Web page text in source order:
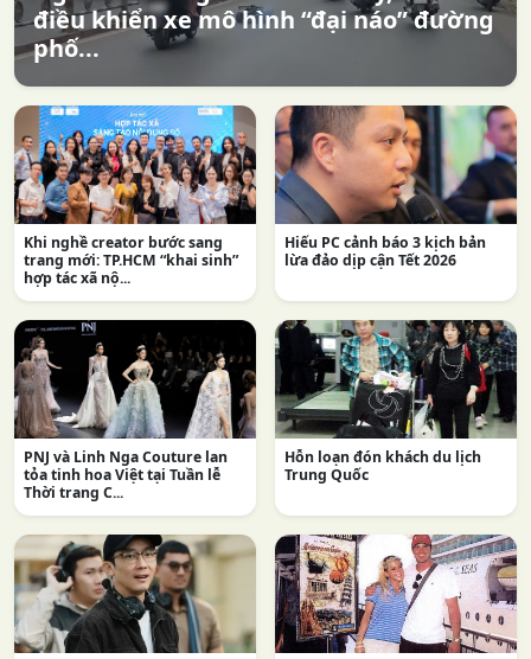
điều khiển xe mô hình “đại náo” đường
phố...
Khi nghề creator bước sang
trang mới: TP.HCM “khai sinh”
hợp tác xã nộ...
Hiếu PC cảnh báo 3 kịch bản
lừa đảo dịp cận Tết 2026
PNJ và Linh Nga Couture lan
tỏa tinh hoa Việt tại Tuần lễ
Thời trang C...
Hỗn loạn đón khách du lịch
Trung Quốc